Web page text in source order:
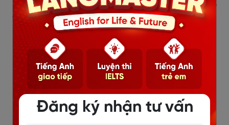
nhỏ. Mục tiêu không phải là nói thật nhiều ngay lập
tức, mà là tăng sự tự tin và phản xạ mỗi ngày.
Đăng ký nhận tư vấn